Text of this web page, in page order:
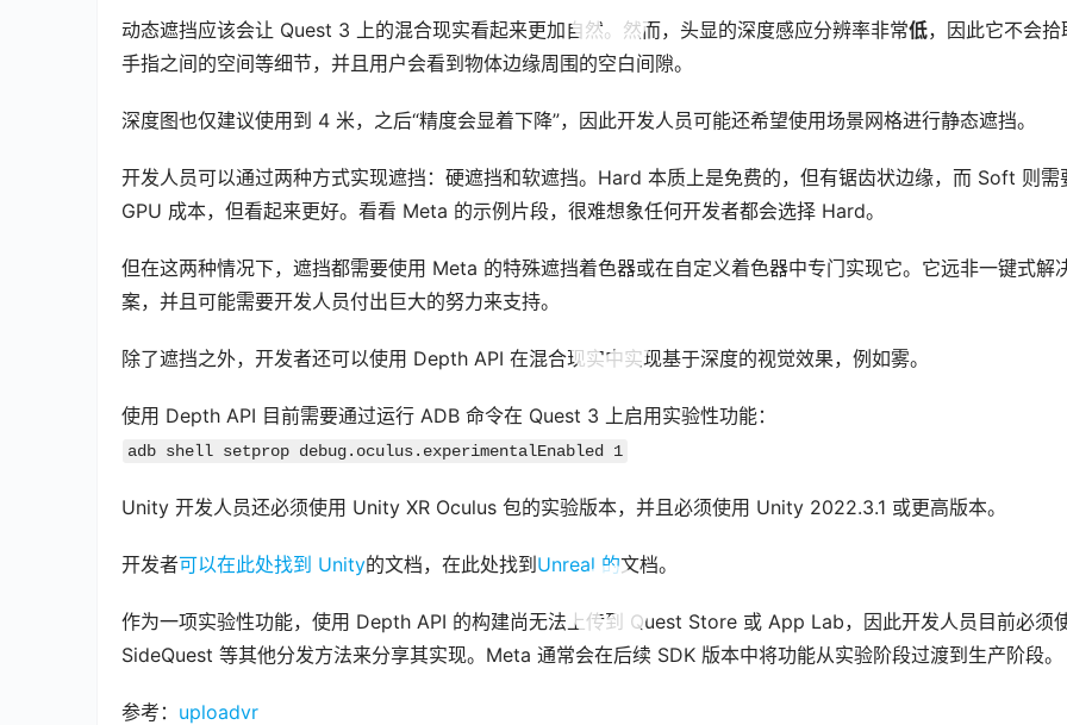
动态遮挡应该会让 Quest 3 上的混合现实看起来更加自然。然而，头显的深度感应分辨率非常低，因此它不会拾
手指之间的空间等细节，并且用户会看到物体边缘周围的空白间隙。
深度图也仅建议使用到 4 米，之后“精度会显着下降”，因此开发人员可能还希望使用场景网格进行静态遮挡。
开发人员可以通过两种方式实现遮挡：硬遮挡和软遮挡。Hard 本质上是免费的，但有锯齿状边缘，而 Soft 则需
GPU 成本，但看起来更好。看看 Meta 的示例片段，很难想象任何开发者都会选择 Hard。
但在这两种情况下，遮挡都需要使用 Meta 的特殊遮挡着色器或在自定义着色器中专门实现它。它远非一键式解
案，并且可能需要开发人员付出巨大的努力来支持。
00:00 / 00:03
除了遮挡之外，开发者还可以使用 Depth API 在混合现实中实现基于深度的视觉效果，例如雾。
使用 Depth API 目前需要通过运行 ADB 命令在 Quest 3 上启用实验性功能：
adb shell setprop debug.oculus.experimentalEnabled 1
Unity 开发人员还必须使用 Unity XR Oculus 包的实验版本，并且必须使用 Unity 2022.3.1 或更高版本。
开发者可以在此处找到 Unity的文档，在此处找到Unreal 的文档。
00:00 / 00:42
作为一项实验性功能，使用 Depth API 的构建尚无法上传到 Quest Store 或 App Lab，因此开发人员目前必须
SideQuest 等其他分发方法来分享其实现。Meta 通常会在后续 SDK 版本中将功能从实验阶段过渡到生产阶段。
参考： uploadvr